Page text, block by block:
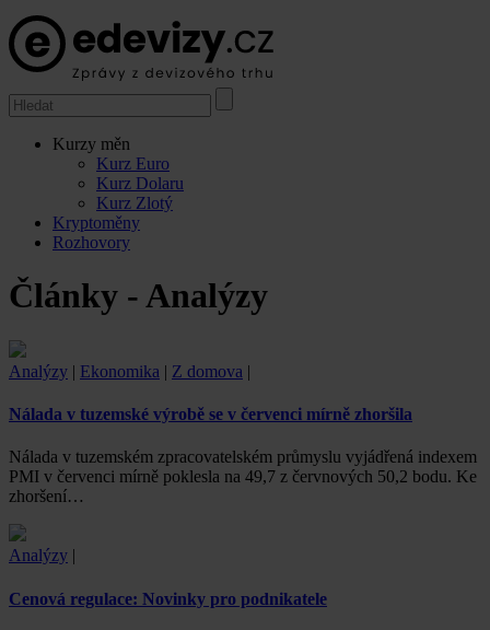
Kurzy měn
Kurz Euro
Kurz Dolaru
Kurz Zlotý
Kryptoměny
Rozhovory
Články - Analýzy
Analýzy | Ekonomika | Z domova |
Nálada v tuzemské výrobě se v červenci mírně zhoršila
Nálada v tuzemském zpracovatelském průmyslu vyjádřená indexem
PMI v červenci mírně poklesla na 49,7 z červnových 50,2 bodu. Ke
zhoršení…
Analýzy |
Cenová regulace: Novinky pro podnikatele